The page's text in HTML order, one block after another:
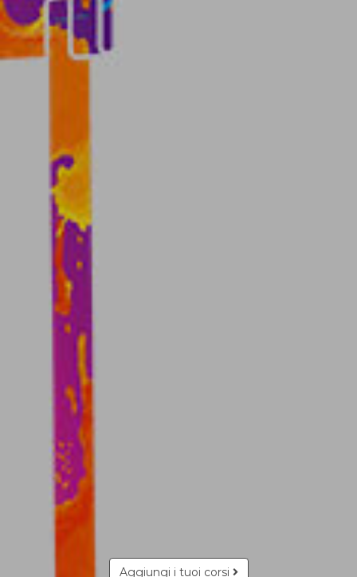
Aggiungi i tuoi corsi